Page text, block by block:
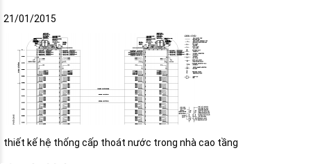
21/01/2015
thiết kế hệ thống cấp thoát nước trong nhà cao tầng